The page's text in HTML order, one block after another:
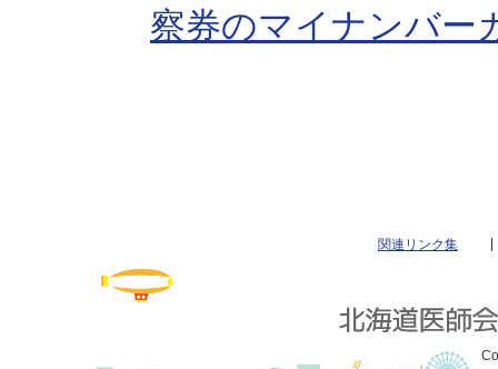
察券のマイナンバー
関連リンク集